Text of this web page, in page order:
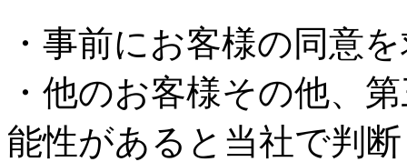
・事前にお客様の同意
・他のお客様その他、
能性があると当社で判